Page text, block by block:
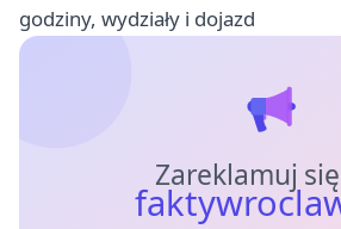
godziny, wydziały i dojazd
Zareklamuj